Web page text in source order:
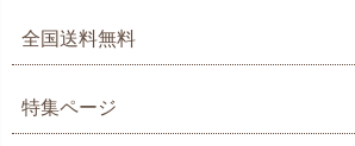
全国送料無料
特集ページ